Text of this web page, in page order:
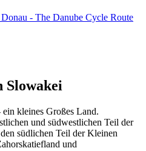
Slowakei
kleines Großes Land.
und südwestlichen Teil der
südlichen Teil der Kleinen
und